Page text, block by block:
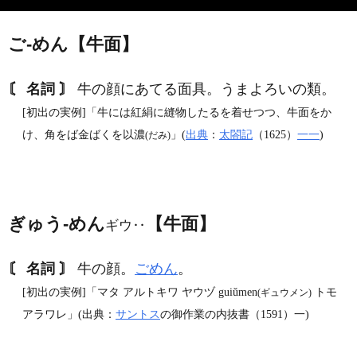
ご‐めん【牛面】
〘 名詞 〙 牛の顔にあてる面具。うまよろいの類。
[初出の実例]「牛には紅絹に縫物したるを着せつつ、牛面をか
け、角をば金ばくを以濃(だみ) 」(出典 ： 太閤記 （1625） 一一)
ぎゅう‐めんギウ‥ 【牛面】
〘 名詞 〙 牛の顔。 ごめん。
[初出の実例]「マタ アルトキワ ヤウヅ guiǔmen(ギュウメン)
トモ
アラワレ」(出典： サントスの御作業の内抜書（1591）一)